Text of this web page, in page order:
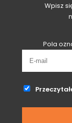
Wpisz
Pola